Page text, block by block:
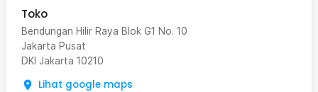
Toko
Bendungan Hilir Raya Blok G1 No. 10
Jakarta Pusat
DKI Jakarta 10210
Lihat google maps